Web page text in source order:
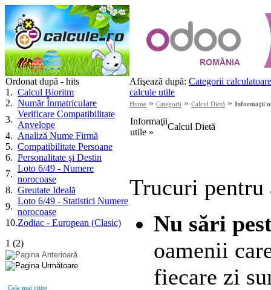
Ordonat după - hits
1 . Calcul Bioritm
2. Număr Înmatriculare
3.
Verificare Compatibilitate
Anvelope
4. Analiză Nume Firmă
5. Compatibilitate Persoane
6. Personalitate şi Destin
7.
Loto 6/49 - Numere
norocoase
8. Greutate Ideală
9.
Loto 6/49 - Statistici Numere
norocoase
10.Zodiac - European (Clasic)
1 (2)
Afişează după: Categorii calculatoare
calcule utile
Home » Categorii » Calcul Dietă » Informaţii
Informaţii
utile »
Calcul Dietă
Trucuri pentru
Nu sări
oamenii
fiecare zi